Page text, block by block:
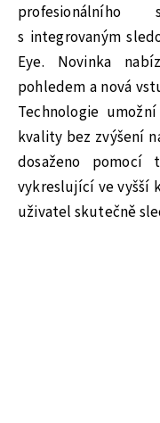
s integrovaným
Eye. Novinka
pohledem a nová
Technologie
kvality bez zvýšení
dosaženo pomocí
vykreslující ve vyšší
uživatel skutečně